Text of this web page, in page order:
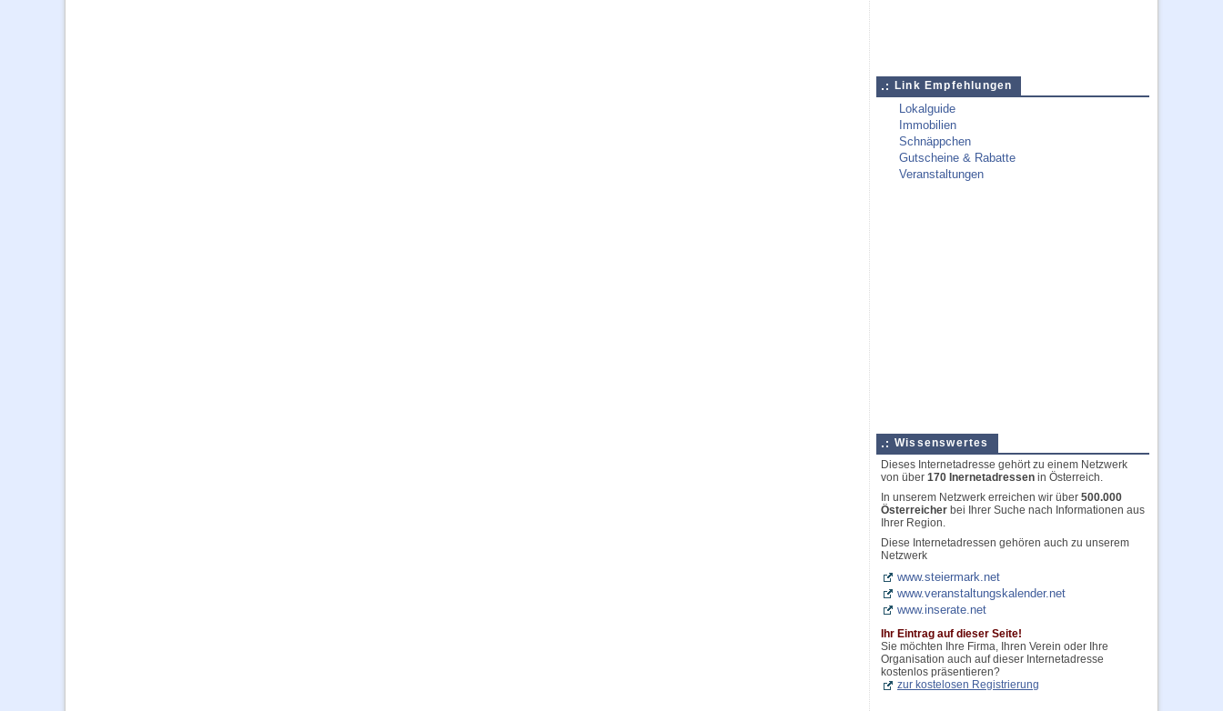
Link Empfehlungen
Lokalguide
Immobilien
Schnäppchen
Gutscheine & Rabatte
Veranstaltungen
Wissenswertes
Dieses Internetadresse gehört zu einem Netzwerk
von über 170 Inernetadressen in Österreich.
In unserem Netzwerk erreichen wir über 500.000
Österreicher bei Ihrer Suche nach Informationen aus
Ihrer Region.
Diese Internetadressen gehören auch zu unserem
Netzwerk
www.steiermark.net
www.veranstaltungskalender.net
www.inserate.net
Ihr Eintrag auf dieser Seite!
Sie möchten Ihre Firma, Ihren Verein oder Ihre
Organisation auch auf dieser Internetadresse
kostenlos präsentieren?
zur kostelosen Registrierung